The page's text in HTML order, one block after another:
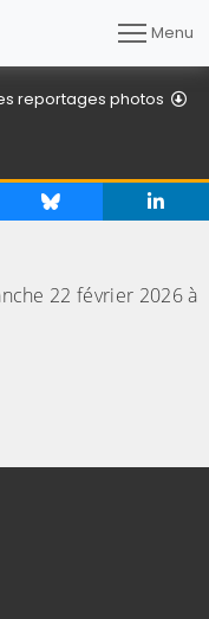
Menu
reportages photos
22 février 2026 à